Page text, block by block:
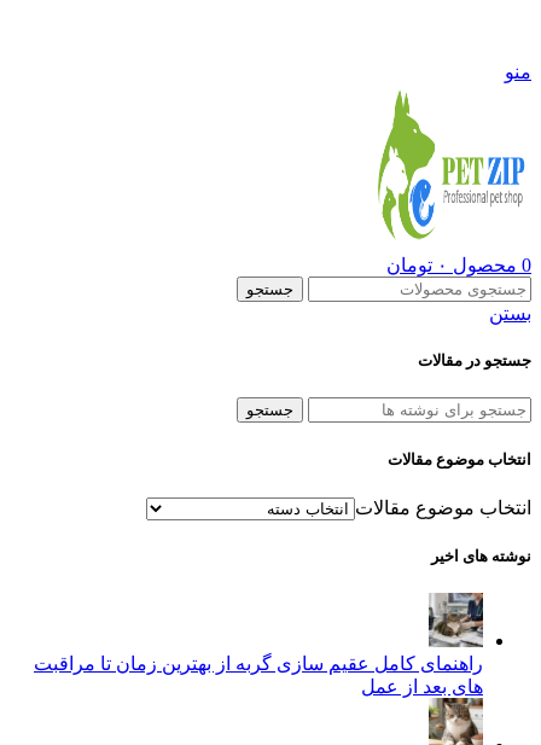
منو
0 محصول ۰ تومان
جستجو
بستن
جستجو در مقالات
جستجو
انتخاب موضوع مقالات
انتخاب موضوع مقالات
نوشته های اخیر
راهنمای کامل عقیم سازی گربه از بهترین زمان تا مراقبت‌
های بعد از عمل